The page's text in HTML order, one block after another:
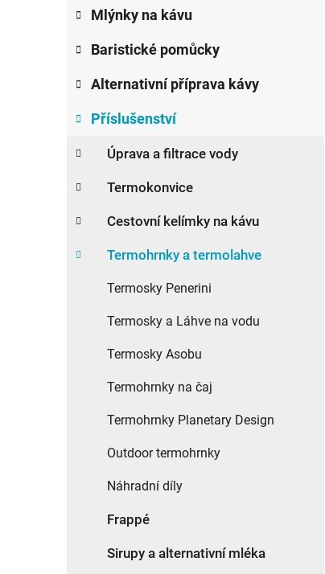
Mlýnky na kávu
Baristické pomůcky
Alternativní příprava kávy
Příslušenství
Úprava a filtrace vody
Termokonvice
Cestovní kelímky na kávu
Termohrnky a termolahve
Termosky Penerini
Termosky a Láhve na vodu
Termosky Asobu
Termohrnky na čaj
Termohrnky Planetary Design
Outdoor termohrnky
Náhradní díly
Frappé
Sirupy a alternativní mléka